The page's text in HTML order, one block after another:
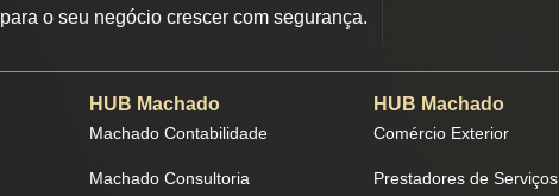
para o seu negócio crescer com segurança.
HUB Machado
Machado Contabilidade
Machado Consultoria
HUB Machado
Comércio Exterior
Prestadores de Serviços